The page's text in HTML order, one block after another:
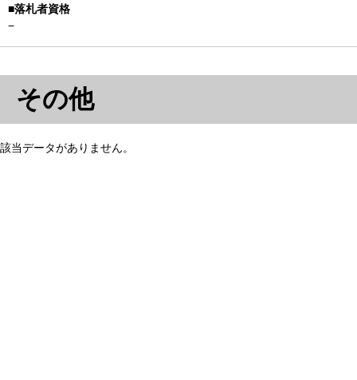
−
その他
該当データがありません。